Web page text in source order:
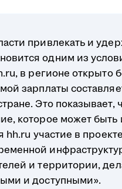
привлекать и
одним из
в регионе открыто
зарплаты
Это показывает,
которое может быть
участие в
и территории,
и доступными».